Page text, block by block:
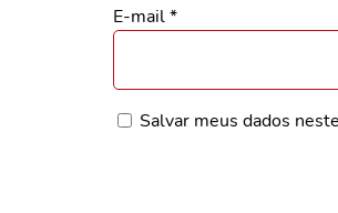
E-mail*
Salvar meus dados